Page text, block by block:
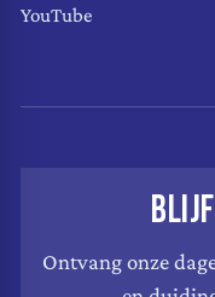
YouTube
Ontvang onze